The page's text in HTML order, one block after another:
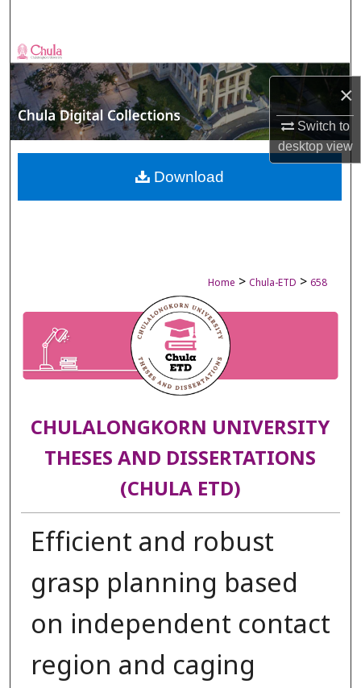
×
Switch to
desktopview
Browse Collections
My Account
About
Digital Commons Network™
Home > Chula-ETD > 658
CHULALONGKORN UNIVERSITY
THESES AND DISSERTATIONS
(CHULA ETD)
Efficient and robust
grasp planning based
on independent contact
region and caging
Download